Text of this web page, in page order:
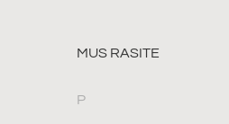
MUS RASITE
P